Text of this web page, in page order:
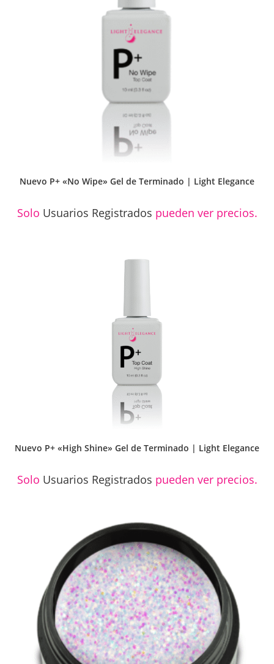
Nuevo P+ «No Wipe» Gel de Terminado | Light Elegance
Solo Usuarios Registrados pueden ver precios.
Nuevo P+ «High Shine» Gel de Terminado | Light Elegance
Solo Usuarios Registrados pueden ver precios.